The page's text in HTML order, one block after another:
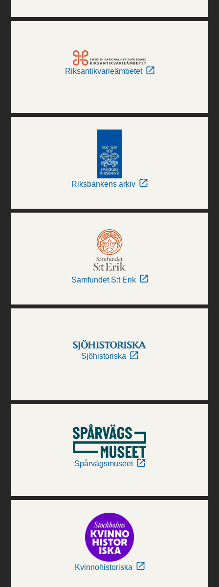
Riksantikvarieämbetet
Riksbankens arkiv
Samfundet S:t Erik
Sjöhistoriska
Spårvägsmuseet
Kvinnohistoriska